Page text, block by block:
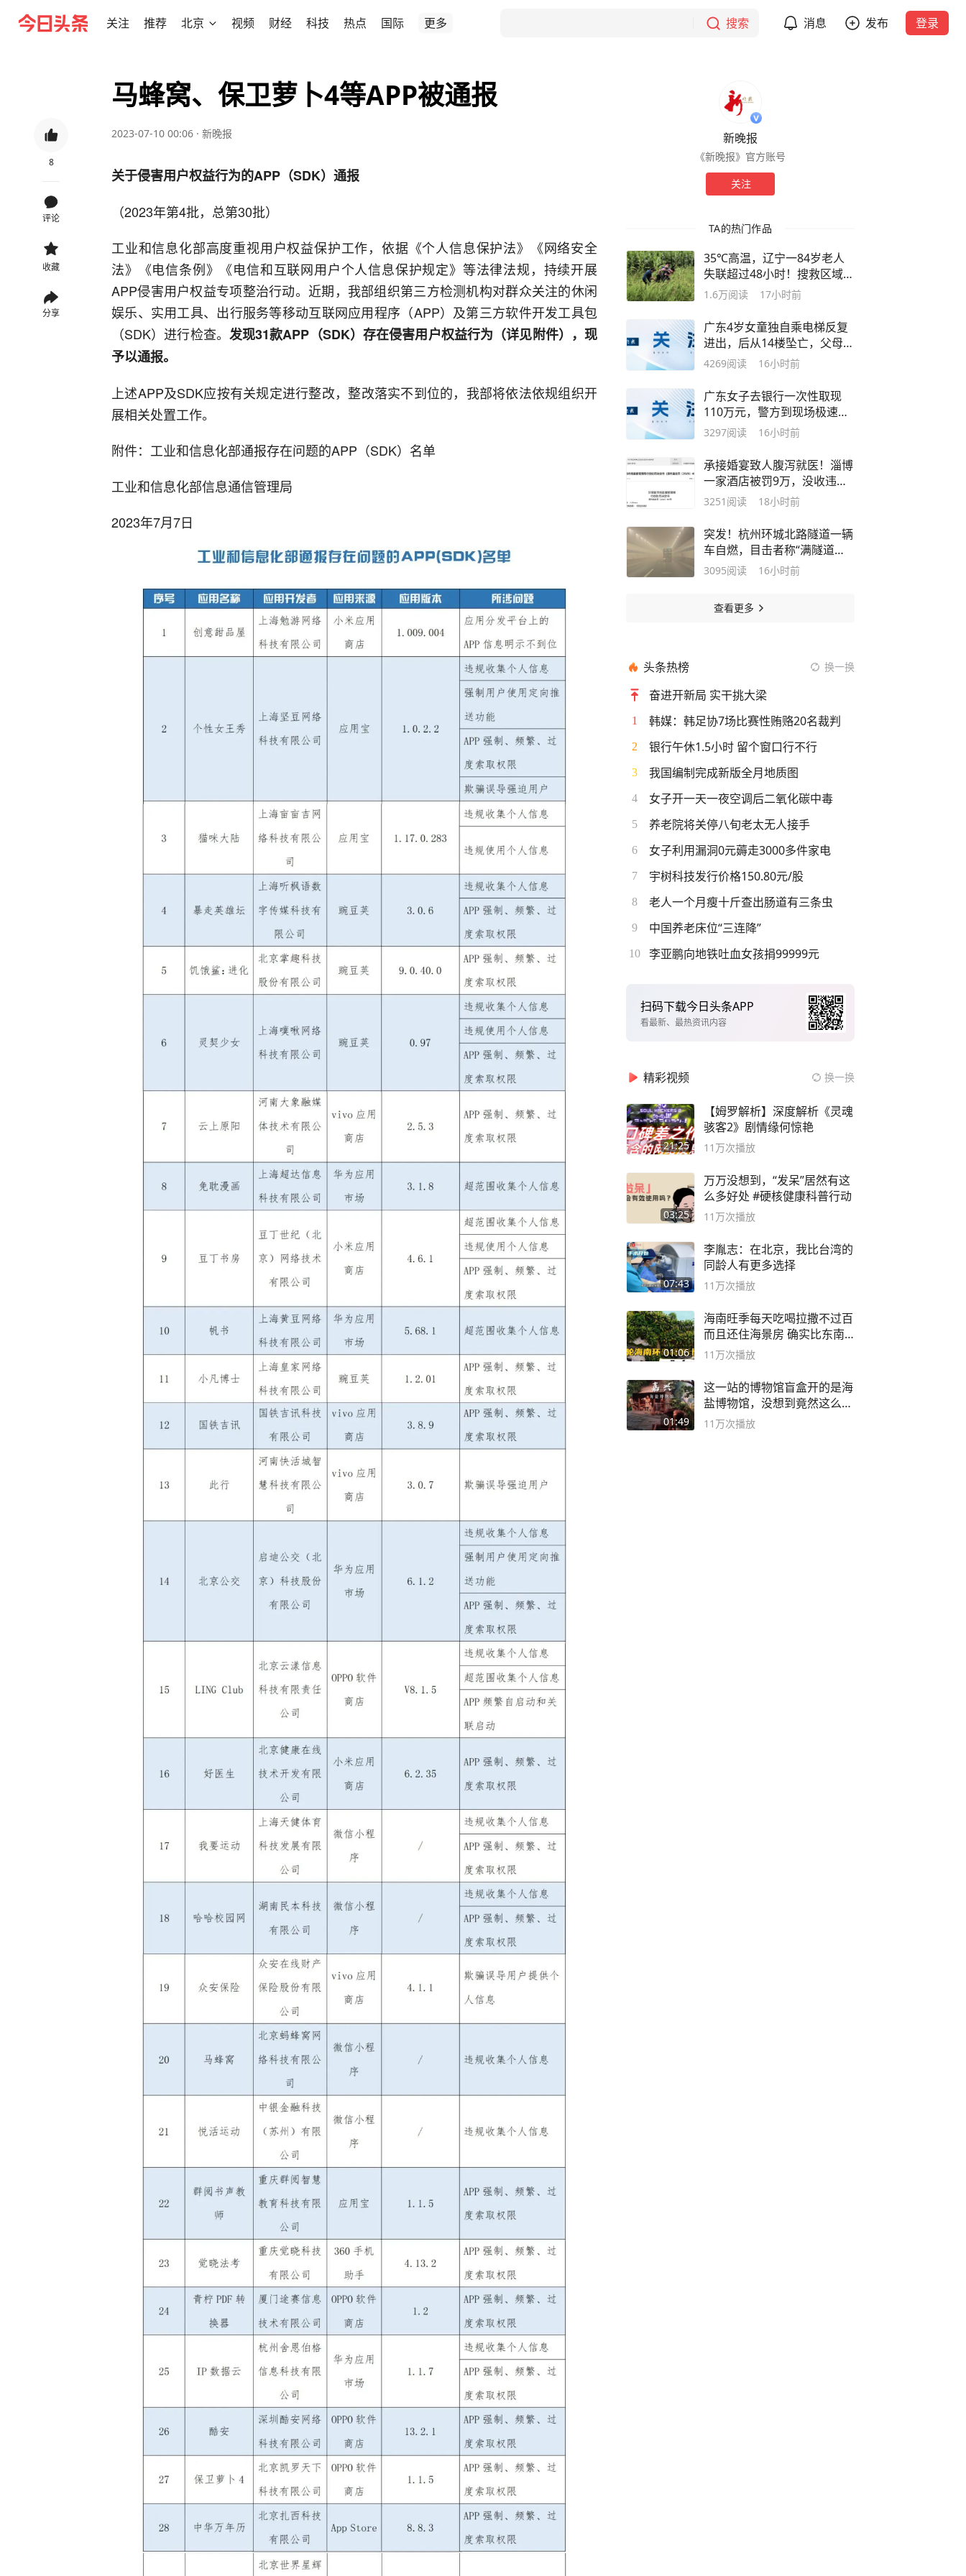
关注 推荐 北京 视频 财经 科技 热点 国际 更多 搜索 消息 发布 登录
8
评论
收藏
分享
马蜂窝、保卫萝卜4等APP被通报
2023-07-10 00:06 · 新晚报
关于侵害用户权益行为的APP（SDK）通报
（2023年第4批，总第30批）
工业和信息化部高度重视用户权益保护工作，依据《个人信息保护法》《网络安全
法》《电信条例》《电信和互联网用户个人信息保护规定》等法律法规，持续开展
APP侵害用户权益专项整治行动。近期，我部组织第三方检测机构对群众关注的休闲
娱乐、实用工具、出行服务等移动互联网应用程序（APP）及第三方软件开发工具包
（SDK）进行检查。 发现31款APP（SDK）存在侵害用户权益行为（详见附件），现
予以通报。
上述APP及SDK应按有关规定进行整改，整改落实不到位的，我部将依法依规组织开
展相关处置工作。
附件：工业和信息化部通报存在问题的APP（SDK）名单
工业和信息化部信息通信管理局
2023年7月7日
新晚报
《新晚报》官方账号
关注
TA的热门作品
35℃高温，辽宁一84岁老人
失联超过48小时！搜救区域遍
布玉米地与大片芦苇荡，热成
的热源
1.6万阅读 17小时前
广东4岁女童独自乘电梯反复
进出，后从14楼坠亡，父母索
赔68万元，法院：父母担主
责
4269阅读 16小时前
广东女子去银行一次性取现
110万元，警方到现场极速拦
截，女子一开始拒不交代真实
3297阅读 16小时前
承接婚宴致人腹泻就医！淄博
一家酒店被罚9万，没收违法
所得614.4元
3251 阅读 18小时前
突发！杭州环城北路隧道一辆
车自燃，目击者称“满隧道都
是烟”，消防通报：已被扑
3095阅读 16小时前
查看更多
头条热榜 换一换
奋进开新局 实干挑大梁
1 韩媒：韩足协7场比赛性贿赂20名裁判
2 银行午休1.5小时 留个窗口行不行
3 我国编制完成新版全月地质图
4 女子开一天一夜空调后二氧化碳中毒
5 养老院将关停八旬老太无人接手
6 女子利用漏洞0元薅走3000多件家电
7 宇树科技发行价格150.80元/股
8 老人一个月瘦十斤查出肠道有三条虫
9 中国养老床位“三连降”
10 李亚鹏向地铁吐血女孩捐99999元
扫码下载今日头条APP
看最新、最热资讯内容
精彩视频 换一换
21:25
【姆罗解析】深度解析《灵魂
骇客2》剧情缘何惊艳
11万次播放
03:25
万万没想到，“发呆”居然有这
么多好处 #硬核健康科普行动
11万次播放
07:43
李胤志：在北京，我比台湾的
同龄人有更多选择
11万次播放
01:06
海南旺季每天吃喝拉撒不过百
而且还住海景房 确实比东南
亚合适
11万次播放
01:49
这一站的博物馆盲盒开的是海
盐博物馆，没想到竟然这么好
逛！
11万次播放